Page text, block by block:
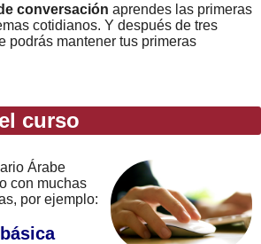
conversación aprendes las primeras
cotidianos. Y después de tres
podrás mantener tus primeras
curso
Árabe
con muchas
por ejemplo: